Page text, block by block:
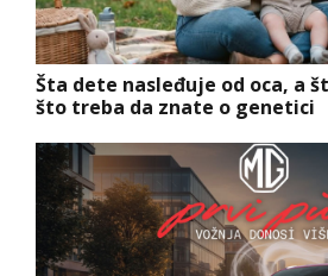
Šta dete nasleđuje od oca, a
što treba da znate o genetici